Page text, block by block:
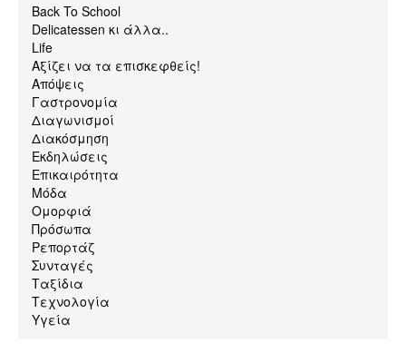
Back To School
Delicatessen κι άλλα..
Life
Αξίζει να τα επισκεφθείς!
Απόψεις
Γαστρονομία
Διαγωνισμοί
Διακόσμηση
Εκδηλώσεις
Επικαιρότητα
Μόδα
Ομορφιά
Πρόσωπα
Ρεπορτάζ
Συνταγές
Ταξίδια
Τεχνολογία
Υγεία